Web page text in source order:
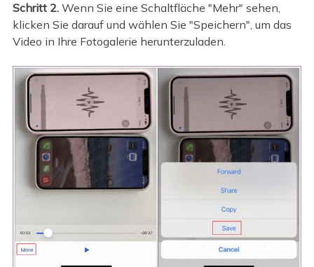
Schritt 2.Wenn Sie eine Schaltfläche "Mehr" sehen,
klicken Sie darauf und wählen Sie "Speichern", um das
Video in Ihre Fotogalerie herunterzuladen.